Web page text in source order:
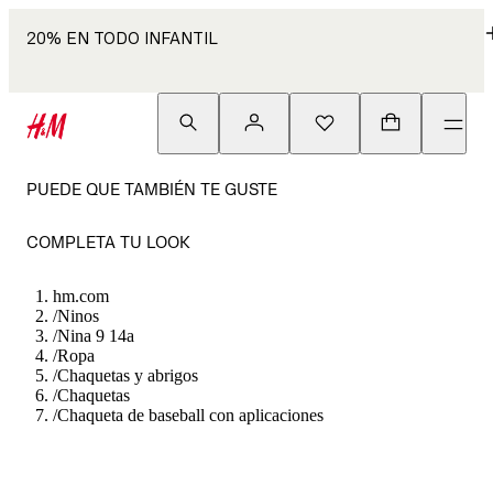
20% EN TODO INFANTIL
PUEDE QUE TAMBIÉN TE GUSTE
COMPLETA TU LOOK
hm.com
/Ninos
/Nina 9 14a
/Ropa
/Chaquetas y abrigos
/Chaquetas
/Chaqueta de baseball con aplicaciones